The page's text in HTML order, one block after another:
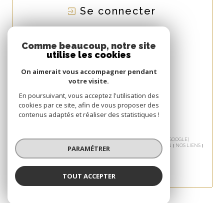
Se connecter
ADHÉRONS
© 2026 | TOUS DROITS RÉSERVÉS | TRADUCTION POWERED BY GOOGLE |
PLAN DU SITE ADMIN
NOS LIENS
POLITIQUE RGPD
Comme beaucoup, notre site
utilise les cookies
On aimerait vous accompagner pendant
votre visite.
En poursuivant, vous acceptez l'utilisation des
cookies par ce site, afin de vous proposer des
contenus adaptés et réaliser des statistiques !
PARAMÉTRER
TOUT ACCEPTER